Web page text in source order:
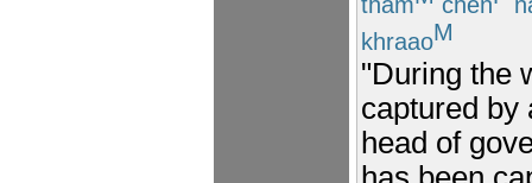
khraaoM
"During the
captured by
head of